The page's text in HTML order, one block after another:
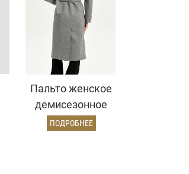
Пальто женское
демисезонное
25797 (серый/
ПОДРОБНЕЕ